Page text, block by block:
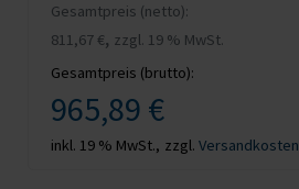
Gesamtpreis (netto):
811,67 €, zzgl. 19 % MwSt.
Gesamtpreis (brutto):
965,89 €
inkl. 19 % MwSt., zzgl. Versandkosten